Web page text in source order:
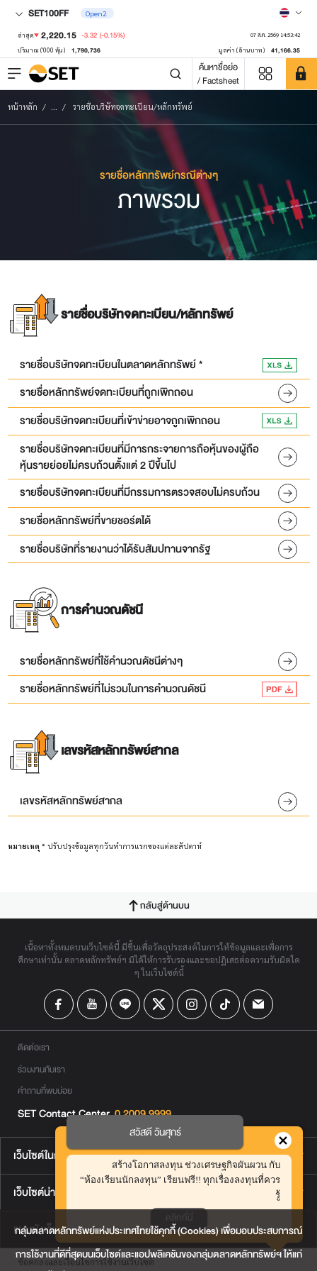
SET100FF Open2
ล่าสุด 2,220.15 -3.32 (-0.15%) 07 ส.ค. 2569 14:53:42
ปริมาณ ('000 หุ้น) 1,790,736 มูลค่า (ล้านบาท) 41,166.35
ค้นหาชื่อย่อ
/ Factsheet
หน้าหลัก ... รายชื่อบริษัทจดทะเบียน/หลักทรัพย์
รายชื่อหลักทรัพย์กรณีต่างๆ
ภาพรวม
รายชื่อบริษัทจดทะเบียน/หลักทรัพย์
รายชื่อบริษัทจดทะเบียนในตลาดหลักทรัพย์ *
รายชื่อหลักทรัพย์จดทะเบียนที่ถูกเพิกถอน
รายชื่อบริษัทจดทะเบียนที่เข้าข่ายอาจถูกเพิกถอน
รายชื่อบริษัทจดทะเบียนที่มีการกระจายการถือหุ้นของผู้ถือ
หุ้นรายย่อยไม่ครบถ้วนตั้งแต่ 2 ปีขึ้นไป
รายชื่อบริษัทจดทะเบียนที่มีกรรมการตรวจสอบไม่ครบถ้วน
รายชื่อหลักทรัพย์ที่ขายชอร์ตได้
รายชื่อบริษัทที่รายงานว่าได้รับสัมปทานจากรัฐ
การคำนวณดัชนี
รายชื่อหลักทรัพย์ที่ใช้คำนวณดัชนีต่างๆ
รายชื่อหลักทรัพย์ที่ไม่รวมในการคำนวณดัชนี
เลขรหัสหลักทรัพย์สากล
เลขรหัสหลักทรัพย์สากล
หมายเหตุ * ปรับปรุงข้อมูลทุกวันทำการแรกของแต่ละสัปดาห์
กลับสู่ด้านบน
เนื้อหาทั้งหมดบนเว็บไซต์นี้ มีขึ้นเพื่อวัตถุประสงค์ในการให้ข้อมูลและเพื่อการ
ศึกษาเท่านั้น ตลาดหลักทรัพย์ฯ มิได้ให้การรับรองและขอปฏิเสธต่อความรับผิดใด
ๆ ในเว็บไซต์นี้
ติดต่อเรา
ร่วมงานกับเรา
คำถามที่พบบ่อย
SET Contact Center 0 2009 9999
เว็บไซต์ในกลุ่มตลาดหลักทรัพย์ฯ
เว็บไซต์น่าสนใจ
แผนผังเว็บไซต์
ข้อตกลงและเงื่อนไขการใช้งานเว็บไซต์
สวัสดี วันศุกร์
สร้างโอกาสลงทุน ช่วงเศรษฐกิจผันผวน กับ
“ห้องเรียนนักลงทุน” เรียนฟรี!! ทุกเรื่องลงทุนที่ควร
รู้
คลิกที่นี่
กลุ่มตลาดหลักทรัพย์แห่งประเทศไทยใช้คุกกี้ (Cookies) เพื่อมอบประสบการณ์
การใช้งานที่ดีที่สุดบนเว็บไซต์และแอปพลิเคชันของกลุ่มตลาดหลักทรัพย์ฯ ให้แก่